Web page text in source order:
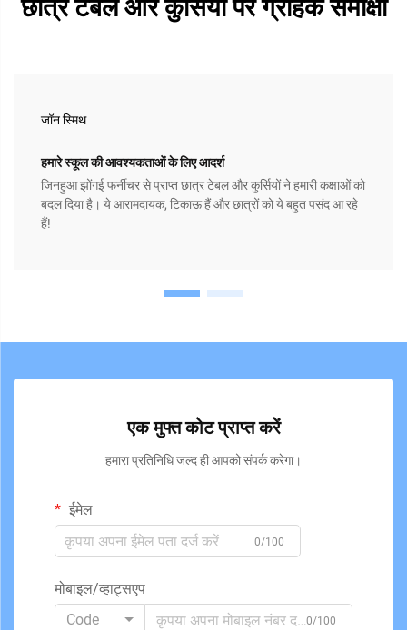
छात्र टेबल और कुर्सियों पर ग्राहक समीक्षा
जॉन स्मिथ
हमारे स्कूल की आवश्यकताओं के लिए आदर्श
जिनहुआ झोंगई फर्नीचर से प्राप्त छात्र टेबल और कुर्सियों ने हमारी कक्षाओं को
बदल दिया है। ये आरामदायक, टिकाऊ हैं और छात्रों को ये बहुत पसंद आ रहे
हैं!
एक मुफ्त कोट प्राप्त करें
हमारा प्रतिनिधि जल्द ही आपको संपर्क करेगा।
ईमेल
0/100
मोबाइल/व्हाट्सएप
Code
0/100